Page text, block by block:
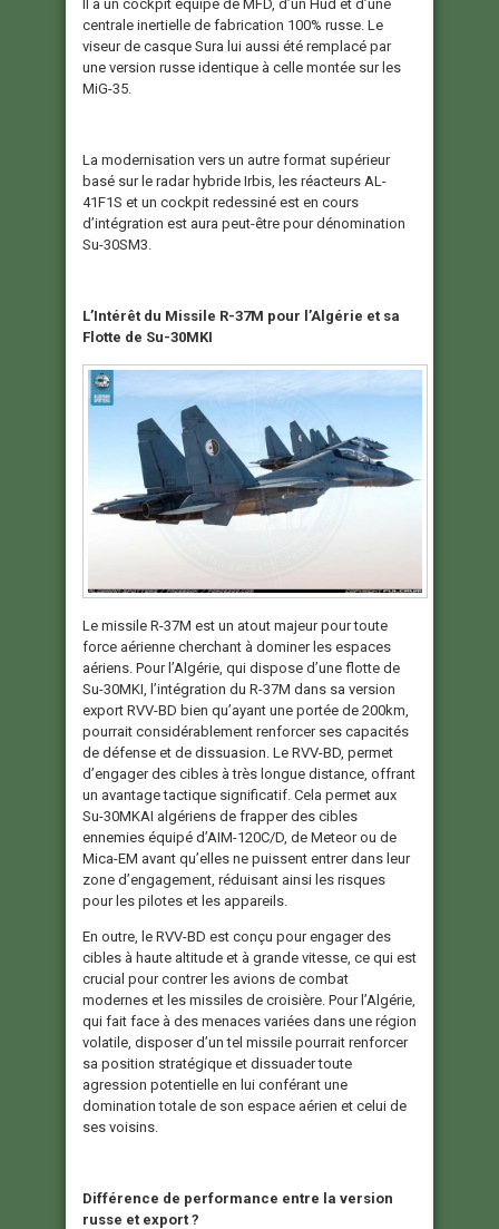
Il a un cockpit équipé de MFD, d’un Hud et d’une
centrale inertielle de fabrication 100% russe. Le
viseur de casque Sura lui aussi été remplacé par
une version russe identique à celle montée sur les
MiG-35.
La modernisation vers un autre format supérieur
basé sur le radar hybride Irbis, les réacteurs AL-
41F1S et un cockpit redessiné est en cours
d’intégration est aura peut-être pour dénomination
Su-30SM3.
L’Intérêt du Missile R-37M pour l’Algérie et sa
Flotte de Su-30MKI
Le missile R-37M est un atout majeur pour toute
force aérienne cherchant à dominer les espaces
aériens. Pour l’Algérie, qui dispose d’une flotte de
Su-30MKI, l’intégration du R-37M dans sa version
export RVV-BD bien qu’ayant une portée de 200km,
pourrait considérablement renforcer ses capacités
de défense et de dissuasion. Le RVV-BD, permet
d’engager des cibles à très longue distance, offrant
un avantage tactique significatif. Cela permet aux
Su-30MKAI algériens de frapper des cibles
ennemies équipé d’AIM-120C/D, de Meteor ou de
Mica-EM avant qu’elles ne puissent entrer dans leur
zone d’engagement, réduisant ainsi les risques
pour les pilotes et les appareils.
En outre, le RVV-BD est conçu pour engager des
cibles à haute altitude et à grande vitesse, ce qui est
crucial pour contrer les avions de combat
modernes et les missiles de croisière. Pour l’Algérie,
qui fait face à des menaces variées dans une région
volatile, disposer d’un tel missile pourrait renforcer
sa position stratégique et dissuader toute
agression potentielle en lui conférant une
domination totale de son espace aérien et celui de
ses voisins.
Différence de performance entre la version
russe et export ?